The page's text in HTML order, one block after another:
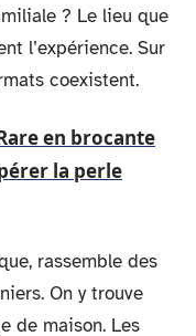
? Le lieu que
l’expérience. Sur
coexistent.
en brocante
la perle
rassemble des
On y trouve
de maison. Les